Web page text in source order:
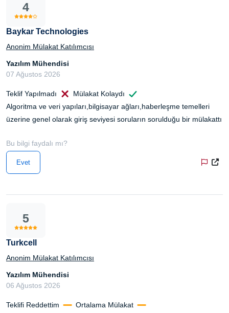
4
Baykar Technologies
Anonim Mülakat Katılımcısı
Yazılım Mühendisi
07 Ağustos 2026
Teklif Yapılmadı
Mülakat Kolaydı
Algoritma ve veri yapıları,bilgisayar ağları,haberleşme temelleri
üzerine genel olarak giriş seviyesi soruların sorulduğu bir mülakattı
Bu bilgi faydalı mı?
Evet
5
Turkcell
Anonim Mülakat Katılımcısı
Yazılım Mühendisi
06 Ağustos 2026
Teklifi Reddettim
Ortalama Mülakat